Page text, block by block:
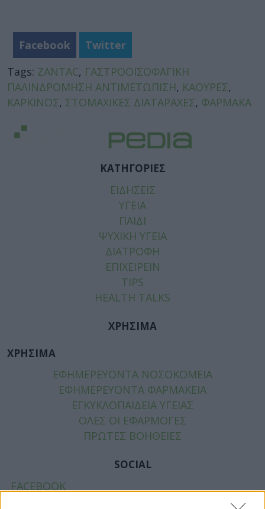
Facebook
Twitter
Tags: ZANTAC, ΓΑΣΤΡΟΟΙΣΟΦΑΓΙΚΗ
ΠΑΛΙΝΔΡΟΜΗΣΗ ΑΝΤΙΜΕΤΩΠΙΣΗ, ΚΑΟΥΡΕΣ,
ΚΑΡΚΙΝΟΣ, ΣΤΟΜΑΧΙΚΕΣ ΔΙΑΤΑΡΑΧΕΣ, ΦΑΡΜΑΚΑ
ΚΑΤΗΓΟΡΙΕΣ
ΕΙΔΗΣΕΙΣ
ΥΓΕΙΑ
ΠΑΙΔΙ
ΨΥΧΙΚΗ ΥΓΕΙΑ
ΔΙΑΤΡΟΦΗ
ΕΠΙΧΕΙΡΕΙΝ
TIPS
HEALTH TALKS
ΧΡΗΣΙΜΑ
ΧΡΗΣΙΜΑ
ΕΦΗΜΕΡΕΥΟΝΤΑ ΝΟΣΟΚΟΜΕΙΑ
ΕΦΗΜΕΡΕΥΟΝΤΑ ΦΑΡΜΑΚΕΙΑ
ΕΓΚΥΚΛΟΠΑΙΔΕΙΑ ΥΓΕΙΑΣ
ΟΛΕΣ ΟΙ ΕΦΑΡΜΟΓΕΣ
ΠΡΩΤΕΣ ΒΟΗΘΕΙΕΣ
SOCIAL
FACEBOOK